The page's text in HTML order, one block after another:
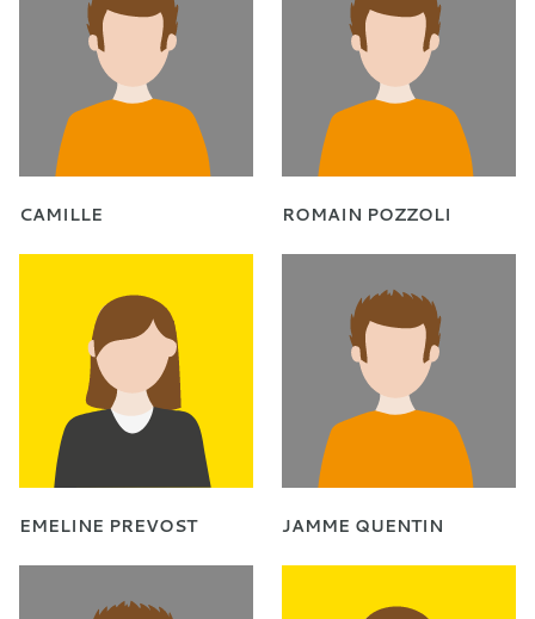
CAMILLE ROMAIN POZZOLI
EMELINE PREVOST JAMME QUENTIN